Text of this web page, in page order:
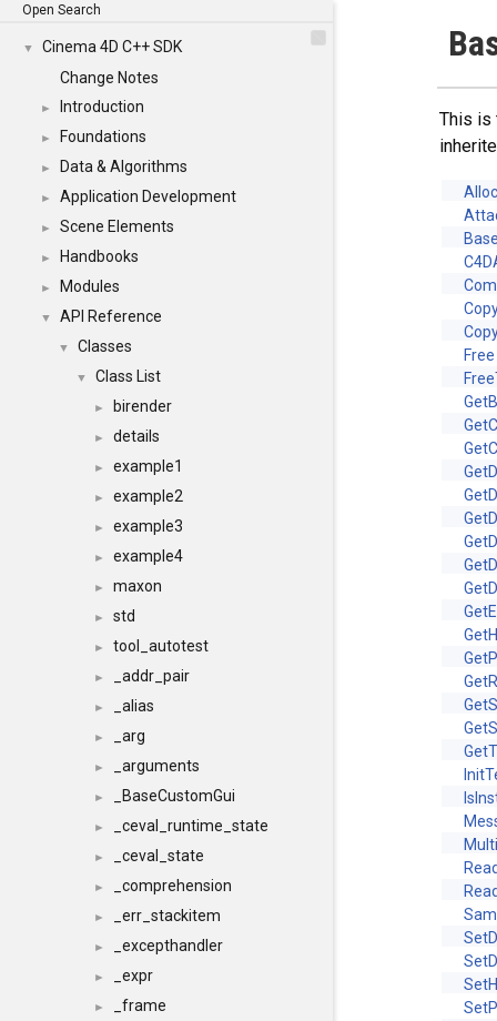
Open Search
▼
Cinema 4D C++ SDK
Change Notes
► Introduction
► Foundations
► Data & Algorithms
► Application Development
► Scene Elements
► Handbooks
► Modules
▼ API Reference
▼ Classes
▼ Class List
► birender
► details
► example1
► example2
► example3
► example4
► maxon
► std
► tool_autotest
► _addr_pair
► _alias
► _arg
► _arguments
► _BaseCustomGui
► _ceval_runtime_state
► _ceval_state
► _comprehension
► _err_stackitem
► _excepthandler
► _expr
► _frame
This
Free